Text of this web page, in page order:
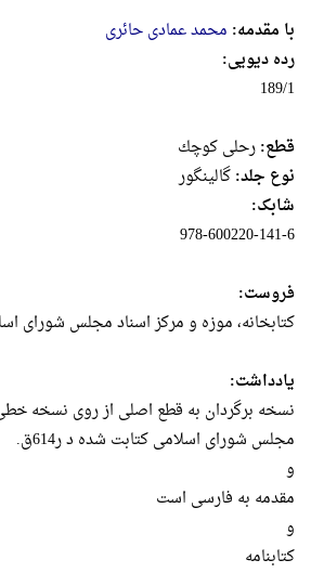
با مقدمه: محمد عمادی حائری
رده دیویی:
189/1
قطع:رحلى كوچك
نوع جلد:گالینگور
شابک:
978-600220-141-6
فروست:
کتابخانه، موزه و مرکز اسناد مجلس شورای
یادداشت:
مجلس شورای اسلامی کتابت شده د ر614ق.
و
مقدمه به فارسی است
و
کتابنامه